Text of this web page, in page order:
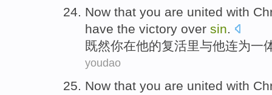
Now that you are united with
have the victory over sin.
既然你在他的复活里与他连为一
youdao
Now that you are united with